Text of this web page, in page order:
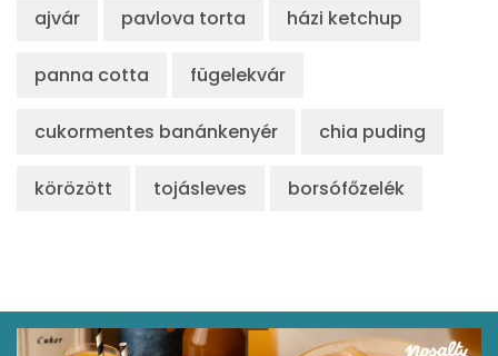
ajvár pavlova torta házi ketchup
panna cotta fügelekvár
cukormentes banánkenyér chia puding
körözött tojásleves borsófőzelék